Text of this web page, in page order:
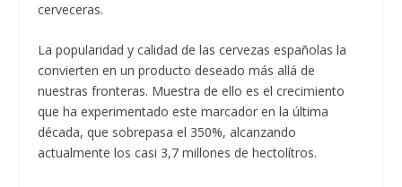
cerveceras.
La popularidad y calidad de las cervezas españolas la
convierten en un producto deseado más allá de
nuestras fronteras. Muestra de ello es el crecimiento
que ha experimentado este marcador en la última
década, que sobrepasa el 350%, alcanzando
actualmente los casi 3,7 millones de hectolítros.